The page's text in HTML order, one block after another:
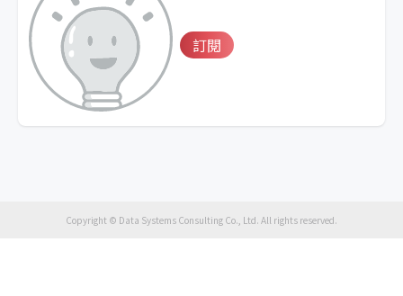
訂閱
Copyright © Data Systems Consulting Co., Ltd. All rights reserved.